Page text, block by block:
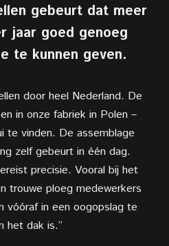
gebeurt dat meer
jaar goed genoeg
te kunnen geven.
door heel Nederland. De
in onze fabriek in Polen –
te vinden. De assemblage
zelf gebeurt in één dag.
precisie. Vooral bij het
trouwe ploeg medewerkers
vóóraf in een oogopslag te
het dak is.”